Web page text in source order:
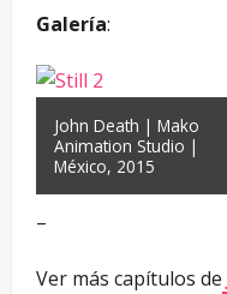
Galería:
John Death | Mako
Animation Studio |
México, 2015
–
Ver más capítulos de